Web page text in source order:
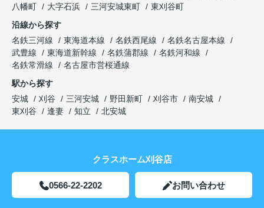
八幡町
大字石浜 三河安城東町
東刈谷町
沿線から探す
名鉄三河線
東海道本線 名鉄西尾線
名鉄名古屋本線
武豊線
東海道新幹線 名鉄蒲郡線
名鉄河和線
名鉄常滑線
名古屋市営桜通線
駅から探す
安城
刈谷 三河安城 野田新町 刈谷市
南安城
東刈谷
逢妻 知立 北安城
クラスホーム刈谷店
0566-22-2202 お問い合わせ